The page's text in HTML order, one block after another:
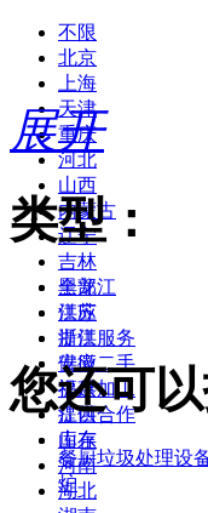
不限
北京
上海
天津
重庆
河北
山西
内蒙古
辽宁
吉林
黑龙江
江苏
浙江
安徽
福建
江西
山东
河南
湖北
展开
类型：
全部
供应
提供服务
供应二手
提供加工
提供合作
库存
您还可以
餐厨垃圾处理设
炉